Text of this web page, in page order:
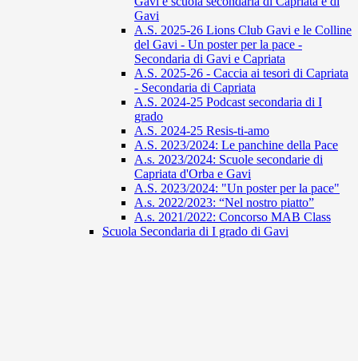
Gavi
A.S. 2025-26 Lions Club Gavi e le Colline
del Gavi - Un poster per la pace -
Secondaria di Gavi e Capriata
A.S. 2025-26 - Caccia ai tesori di Capriata
- Secondaria di Capriata
A.S. 2024-25 Podcast secondaria di I
grado
A.S. 2024-25 Resis-ti-amo
A.S. 2023/2024: Le panchine della Pace
A.s. 2023/2024: Scuole secondarie di
Capriata d'Orba e Gavi
A.S. 2023/2024: "Un poster per la pace"
A.s. 2022/2023: “Nel nostro piatto”
A.s. 2021/2022: Concorso MAB Class
Scuola Secondaria di I grado di Gavi